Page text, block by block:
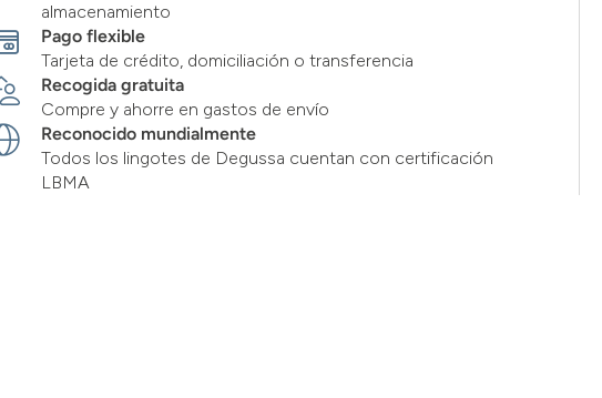
almacenamiento
Pago flexible
Tarjeta de crédito, domiciliación o transferencia
Recogida gratuita
Compre y ahorre en gastos de envío
Reconocido mundialmente
Todos los lingotes de Degussa cuentan con certificación
LBMA